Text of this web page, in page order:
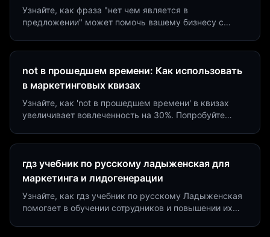
Узнайте, как фраза "нет чем является в
предложении" может помочь вашему бизнесу с
not в прошедшем времени: Как использовать
в маркетинговых квизах
Узнайте, как 'not в прошедшем времени' в квизах
увеличивает вовлеченность на 30%. Попробуйте
гдз учебник по русскому ладыженская для
маркетинга и лидогенерации
Узнайте, как гдз учебник по русскому Ладыженская
помогает в обучении сотрудников и повышении их